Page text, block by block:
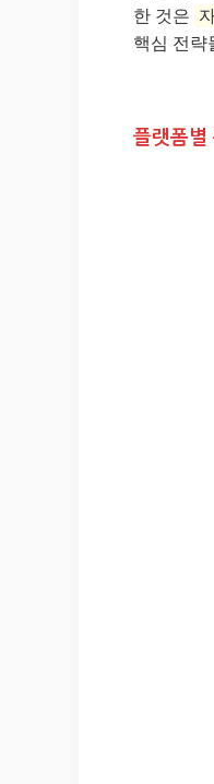
한 것은
핵심 전략
플랫폼별